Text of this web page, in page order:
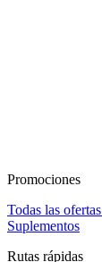
Promociones
Todas las ofertas
Suplementos
Rutas rápidas